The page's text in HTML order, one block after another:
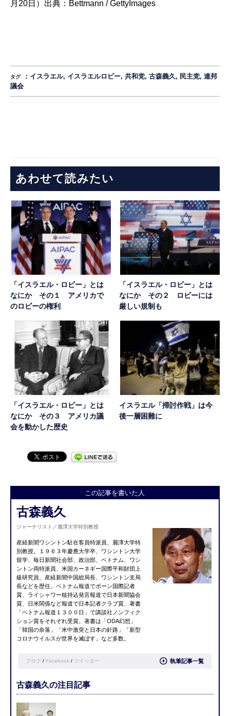
月20日）出典： Bettmann / GettyImages
タグ ： イスラエル, イスラエルロビー,共和党,古森義久, 民主党,連邦
議会
あわせて読みたい
「イスラエル・ロビー」とは
なにか その１ アメリカで
のロビーの権利
「イスラエル・ロビー」とは
なにか その２ ロビーには
厳しい規制も
「イスラエル・ロビー」とは
なにか その３ アメリカ議
会を動かした歴史
イスラエル「掃討作戦」は今
後一層困難に
この記事を書いた人
古森義久
ジャーナリスト／麗澤大学特別教授
産経新聞ワシントン駐在客員特派員、麗澤大学特
別教授。１９６３年慶應大学卒、ワシントン大学
留学、毎日新聞社会部、政治部、ベトナム、ワシ
ントン両特派員、米国カーネギー国際平和財団上
級研究員、産経新聞中国総局長、ワシントン支局
長などを歴任。ベトナム報道でボーン国際記者
賞、ライシャワー核持込発言報道で日本新聞協会
賞、日米関係など報道で日本記者クラブ賞、著書
「ベトナム報道１３００日」で講談社ノンフィク
ション賞をそれぞれ受賞。著書は「ODA幻想」
「韓国の奈落」「米中激突と日本の針路」「新型
コロナウイルスが世界を滅ぼす」など多数。
ブログ / Facebook / ツイッター 執筆記事一覧
古森義久の注目記事